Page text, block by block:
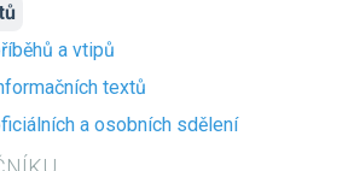
a vtipů
textů
a osobních sdělení